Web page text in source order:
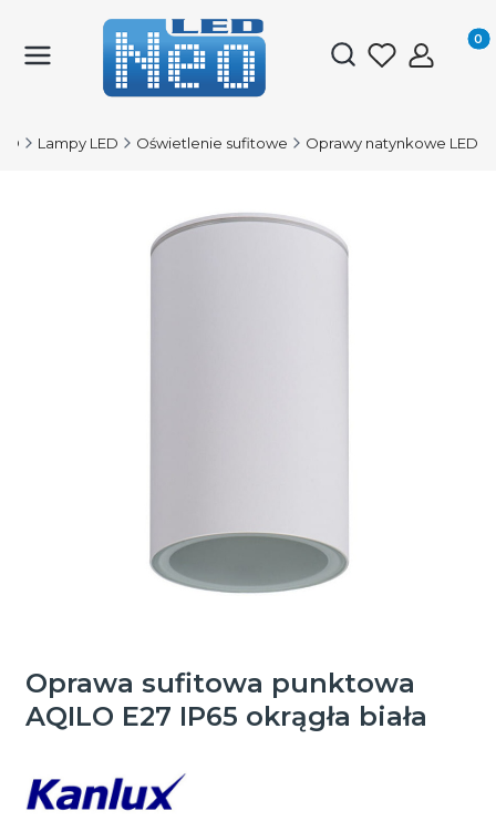
Otwórz
Lampy LED Oświetlenie sufitowe Oprawy natynkowe LED
Oprawa sufitowa punktowa
AQILO E27 IP65 okrągła biała